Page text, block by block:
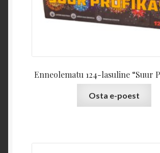
Kataloog 2012/2013
TEATEDEnneolematu 124-lasuline “Suur
Osta e-poest